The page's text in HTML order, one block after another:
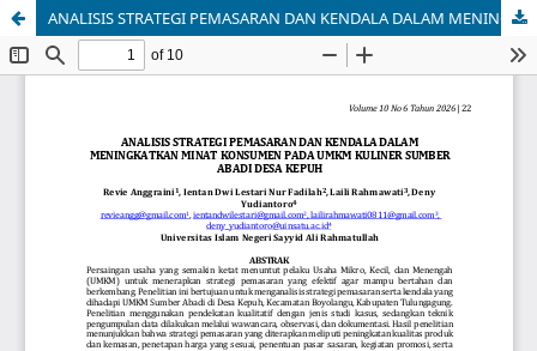
ANALISIS STRATEGI PEMASARAN DAN KENDALA DALAM MENINGKATKAN MINAT KONSUMEN PADA UMKM KULINER SUMBER ABADI DESA KEPUH